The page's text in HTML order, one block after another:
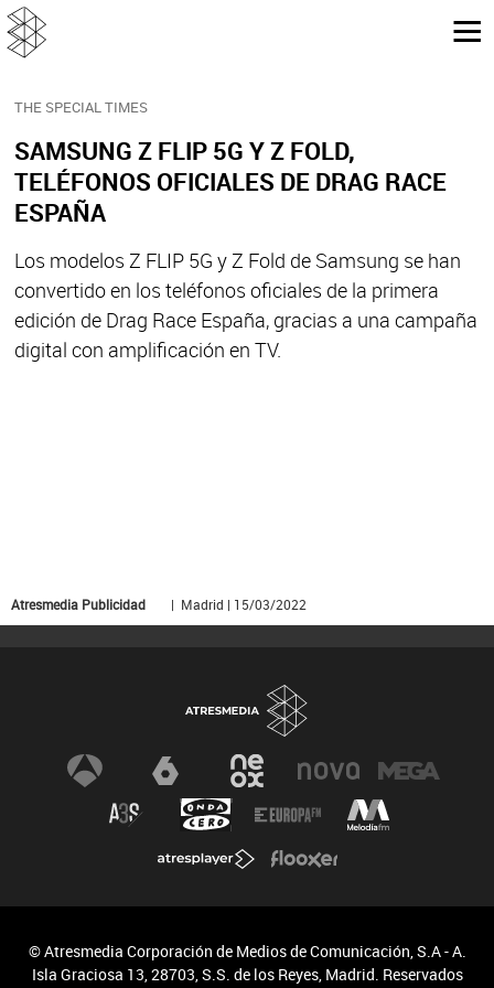
THE SPECIAL TIMES
SAMSUNG Z FLIP 5G Y Z FOLD,
TELÉFONOS OFICIALES DE DRAG RACE
ESPAÑA
Los modelos Z FLIP 5G y Z Fold de Samsung se han
convertido en los teléfonos oficiales de la primera
edición de Drag Race España, gracias a una campaña
digital con amplificación en TV.
Atresmedia Publicidad | Madrid | 15/03/2022
© Atresmedia Corporación de Medios de Comunicación, S.A - A.
Isla Graciosa 13, 28703, S.S. de los Reyes, Madrid. Reservados